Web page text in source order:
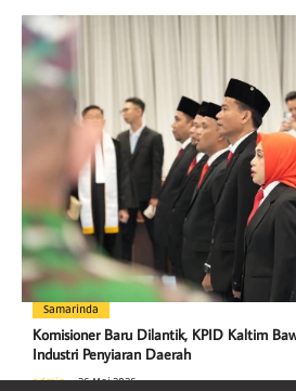
Samarinda
Komisioner Baru Dilantik, KPID Kaltim
Industri Penyiaran Daerah
admin 26 Mei 2026